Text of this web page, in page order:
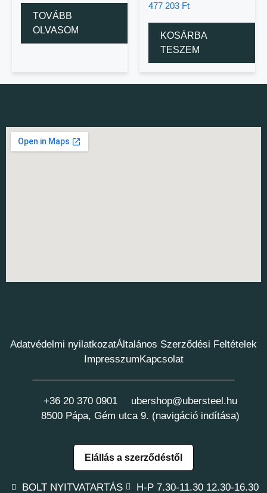
TOVÁBB
OLVASOM
477 203 Ft
KOSÁRBA
TESZEM
Adatvédelmi nyilatkozatÁltalános Szerződési Feltételek
ImpresszumKapcsolat
+36 20 370 0901
ubershop@ubersteel.hu
8500 Pápa, Gém utca 9. (navigáció indítása)
Elállás a szerződéstől
BOLT NYITVATARTÁS H-P 7.30-11.30 12.30-16.30